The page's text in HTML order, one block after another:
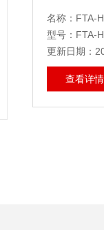
型号：FTA-
更新日期：
查看详情